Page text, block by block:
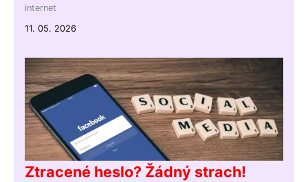
internet
11. 05. 2026
Ztracené heslo? Žádný strach!